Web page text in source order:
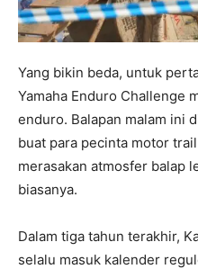
Yang bikin beda, untuk
Yamaha Enduro Challenge
enduro. Balapan malam ini
buat para pecinta motor
merasakan atmosfer balap
biasanya.
Dalam tiga tahun terakhir,
selalu masuk kalender